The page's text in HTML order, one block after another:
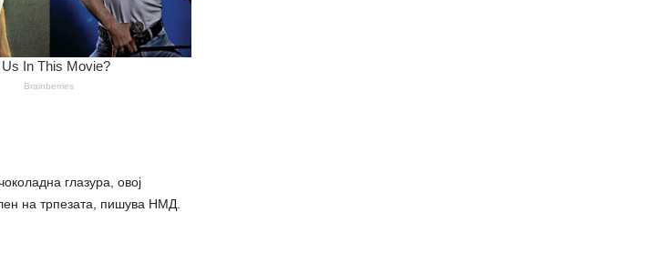
глазура, овој
на трпезата, пишува НМД.